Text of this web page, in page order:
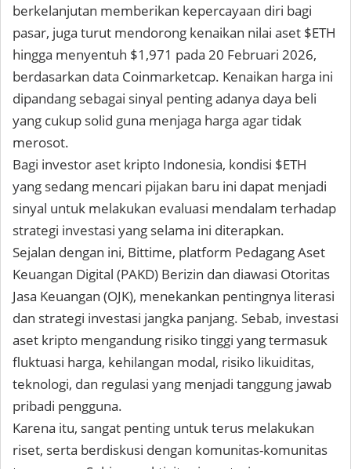
berkelanjutan memberikan kepercayaan diri bagi
pasar, juga turut mendorong kenaikan nilai aset $ETH
hingga menyentuh $1,971 pada 20 Februari 2026,
berdasarkan data Coinmarketcap. Kenaikan harga ini
dipandang sebagai sinyal penting adanya daya beli
yang cukup solid guna menjaga harga agar tidak
merosot.
Bagi investor aset kripto Indonesia, kondisi $ETH
yang sedang mencari pijakan baru ini dapat menjadi
sinyal untuk melakukan evaluasi mendalam terhadap
strategi investasi yang selama ini diterapkan.
Sejalan dengan ini, Bittime, platform Pedagang Aset
Keuangan Digital (PAKD) Berizin dan diawasi Otoritas
Jasa Keuangan (OJK), menekankan pentingnya literasi
dan strategi investasi jangka panjang. Sebab, investasi
aset kripto mengandung risiko tinggi yang termasuk
fluktuasi harga, kehilangan modal, risiko likuiditas,
teknologi, dan regulasi yang menjadi tanggung jawab
pribadi pengguna.
Karena itu, sangat penting untuk terus melakukan
riset, serta berdiskusi dengan komunitas-komunitas